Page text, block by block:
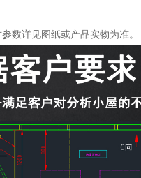
数详见图纸或产品实物为准。